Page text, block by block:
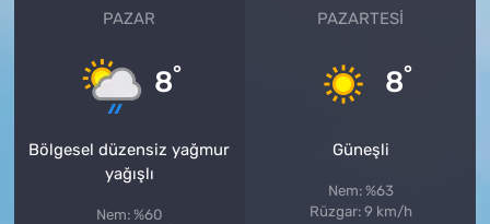
PAZAR
8°
Bölgesel düzensiz yağmur
yağışlı
Nem: %60
PAZARTESI
8°
Güneşli
Nem: %63
Rüzgar: 9 km/h